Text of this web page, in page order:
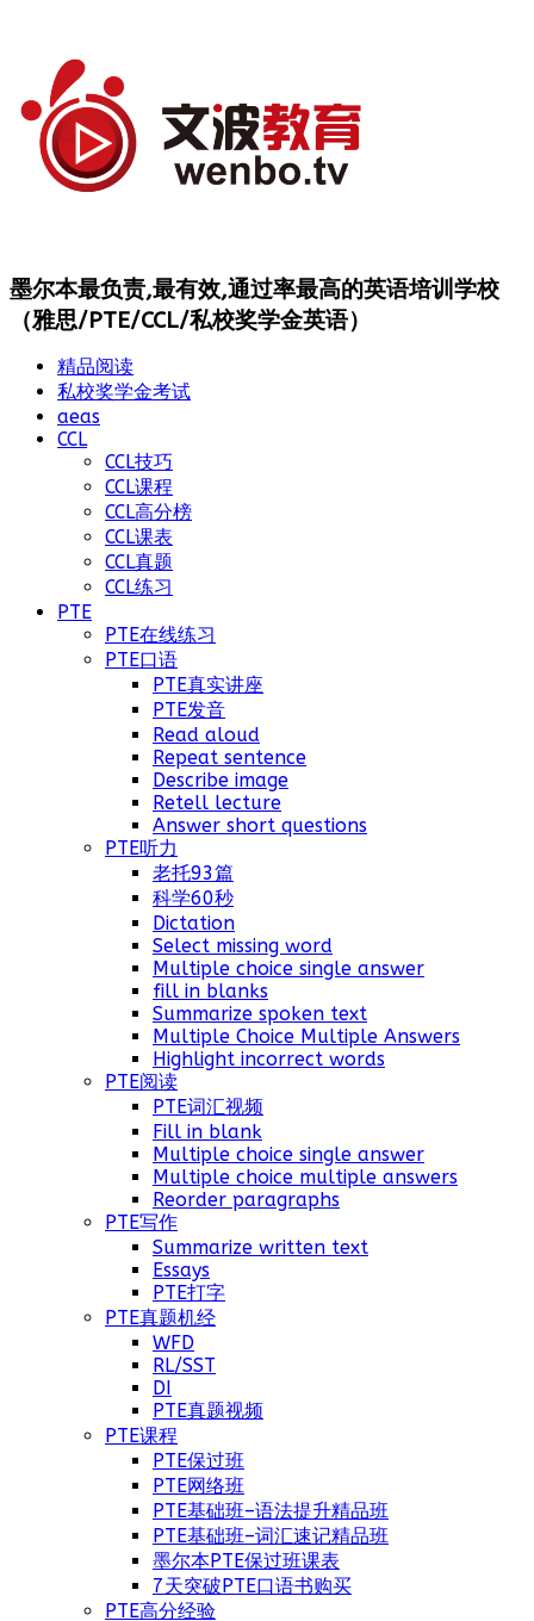
墨尔本最负责,最有效,通过率最高的英语培训学校
（雅思/PTE/CCL/私校奖学金英语）
精品阅读
私校奖学金考试
aeas
CCL
CCL技巧
CCL课程
CCL高分榜
CCL课表
CCL真题
CCL练习
PTE
PTE在线练习
PTE口语
PTE真实讲座
PTE发音
Read aloud
Repeat sentence
Describe image
Retell lecture
Answer short questions
PTE听力
老托93篇
科学60秒
Dictation
Select missing word
Multiple choice single answer
fill in blanks
Summarize spoken text
Multiple Choice Multiple Answers
Highlight incorrect words
PTE阅读
PTE词汇视频
Fill in blank
Multiple choice single answer
Multiple choice multiple answers
Reorder paragraphs
PTE写作
Summarize written text
Essays
PTE打字
PTE真题机经
WFD
RL/SST
DI
PTE真题视频
PTE课程
PTE保过班
PTE网络班
PTE基础班–语法提升精品班
PTE基础班–词汇速记精品班
墨尔本PTE保过班课表
7天突破PTE口语书购买
PTE高分经验